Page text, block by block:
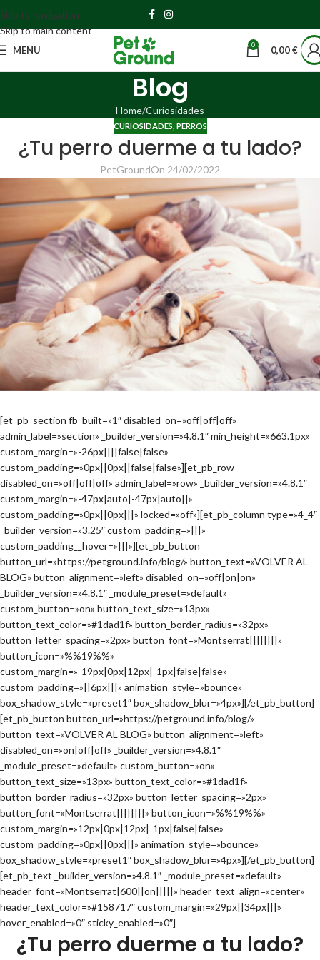
Skip to navigation
Skip to main content
MENU 0 0,00€
Blog
Home Curiosidades
CURIOSIDADES PERROS
¿Tu perro duerme a tu lado?
PetGroundOn 24/02/2022
[et_pb_section fb_built=»1″ disabled_on=»off|off|off»
admin_label=»section» _builder_version=»4.8.1″ min_height=»663.1px»
custom_margin=»-26px||||false|false»
custom_padding=»0px||0px||false|false»][et_pb_row
disabled_on=»off|off|off» admin_label=»row» _builder_version=»4.8.1″
custom_margin=»-47px|auto|-47px|auto||»
custom_padding=»0px||0px|||» locked=»off»][et_pb_column type=»4_4″
_builder_version=»3.25″ custom_padding=»|||»
custom_padding__hover=»|||»][et_pb_button
button_url=»https://petground.info/blog/» button_text=»VOLVER AL
BLOG» button_alignment=»left» disabled_on=»off|on|on»
_builder_version=»4.8.1″ _module_preset=»default»
custom_button=»on» button_text_size=»13px»
button_text_color=»#1dad1f» button_border_radius=»32px»
button_letter_spacing=»2px» button_font=»Montserrat||||||||»
button_icon=»%%19%%»
custom_margin=»-19px|0px|12px|-1px|false|false»
custom_padding=»||6px|||» animation_style=»bounce»
box_shadow_style=»preset1″ box_shadow_blur=»4px»][/et_pb_button]
[et_pb_button button_url=»https://petground.info/blog/»
button_text=»VOLVER AL BLOG» button_alignment=»left»
disabled_on=»on|off|off» _builder_version=»4.8.1″
_module_preset=»default» custom_button=»on»
button_text_size=»13px» button_text_color=»#1dad1f»
button_border_radius=»32px» button_letter_spacing=»2px»
button_font=»Montserrat||||||||» button_icon=»%%19%%»
custom_margin=»12px|0px|12px|-1px|false|false»
custom_padding=»0px||0px|||» animation_style=»bounce»
box_shadow_style=»preset1″ box_shadow_blur=»4px»][/et_pb_button]
[et_pb_text _builder_version=»4.8.1″ _module_preset=»default»
header_font=»Montserrat|600||on|||||» header_text_align=»center»
header_text_color=»#158717″ custom_margin=»29px||34px|||»
hover_enabled=»0″ sticky_enabled=»0″]
¿Tu perro duerme a tu lado?